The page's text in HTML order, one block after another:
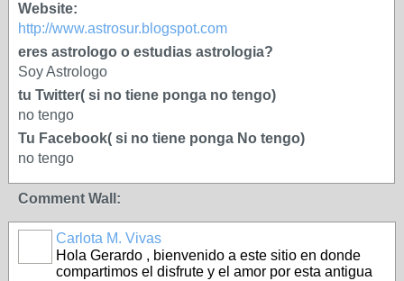
Website:
http://www.astrosur.blogspot.com
eres astrologo o estudias astrologia?
Soy Astrologo
tu Twitter( si no tiene ponga no tengo)
no tengo
Tu Facebook( si no tiene ponga No tengo)
no tengo
Comment Wall:
Carlota M. Vivas
Hola Gerardo , bienvenido a este sitio en donde
compartimos el disfrute y el amor por esta antigua